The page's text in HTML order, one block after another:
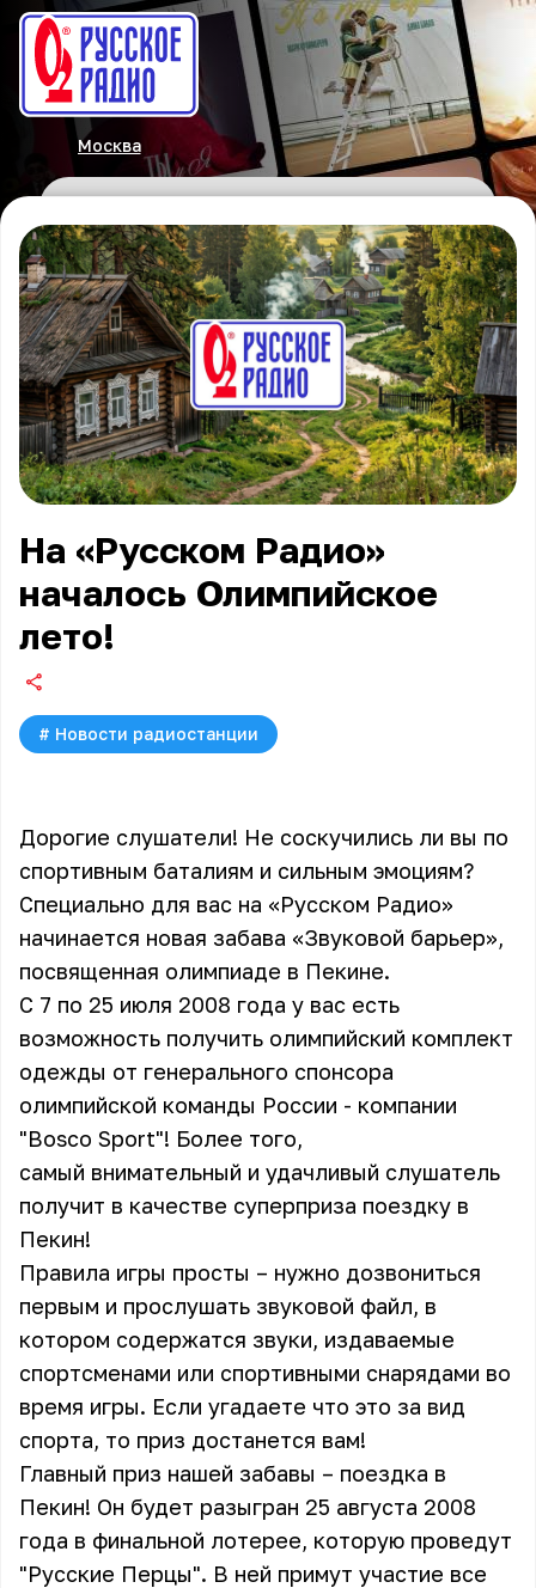
Москва
На «Русском Радио»
началось Олимпийское
лето!
# Новости радиостанции
Дорогие слушатели! Не соскучились ли вы по
спортивным баталиям и сильным эмоциям?
Специально для вас на «Русском Радио»
начинается новая забава «Звуковой барьер»,
посвященная олимпиаде в Пекине.
С 7 по 25 июля 2008 года у вас есть
возможность получить олимпийский комплект
одежды от генерального спонсора
олимпийской команды России - компании
"Bosco Sport"! Более того,
самый внимательный и удачливый слушатель
получит в качестве суперприза поездку в
Пекин!
Правила игры просты – нужно дозвониться
первым и прослушать звуковой файл, в
котором содержатся звуки, издаваемые
спортсменами или спортивными снарядами во
время игры. Если угадаете что это за вид
спорта, то приз достанется вам!
Главный приз нашей забавы – поездка в
Пекин! Он будет разыгран 25 августа 2008
года в финальной лотерее, которую проведут
"Русские Перцы". В ней примут участие все